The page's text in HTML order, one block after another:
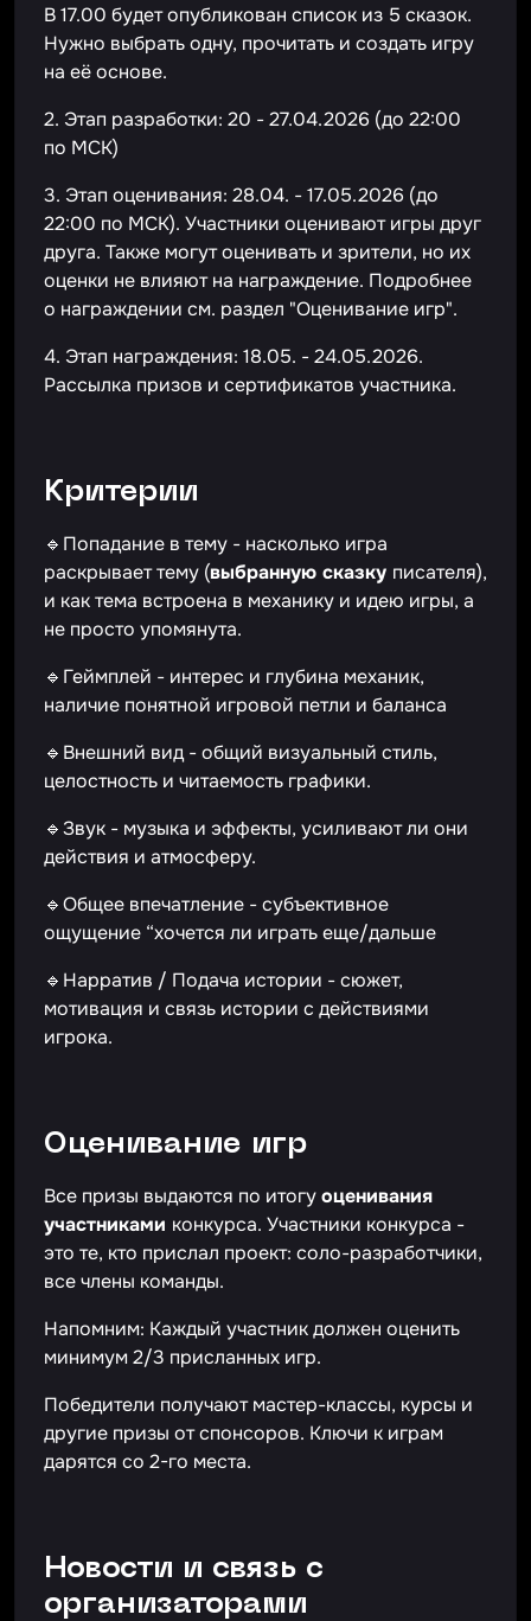
В 17.00 будет опубликован список из 5 сказок.
Нужно выбрать одну, прочитать и создать игру
на её основе.
2. Этап разработки: 20 - 27.04.2026 (до 22:00
по МСК)
3. Этап оценивания: 28.04. - 17.05.2026 (до
22:00 по МСК). Участники оценивают игры друг
друга. Также могут оценивать и зрители, но их
оценки не влияют на награждение. Подробнее
о награждении см. раздел "Оценивание игр".
4. Этап награждения: 18.05. - 24.05.2026.
Рассылка призов и сертификатов участника.
Критерии
🔹Попадание в тему - насколько игра
раскрывает тему (выбранную сказку писателя),
и как тема встроена в механику и идею игры, а
не просто упомянута.
🔹Геймплей - интерес и глубина механик,
наличие понятной игровой петли и баланса
🔹Внешний вид - общий визуальный стиль,
целостность и читаемость графики.
🔹Звук - музыка и эффекты, усиливают ли они
действия и атмосферу.
🔹Общее впечатление - субъективное
ощущение “хочется ли играть еще/дальше
🔹Нарратив / Подача истории - сюжет,
мотивация и связь истории с действиями
игрока.
Оценивание игр
Все призы выдаются по итогуоценивания
участниками конкурса. Участники конкурса -
это те, кто прислал проект: соло-разработчики,
все члены команды.
Напомним: Каждый участник должен оценить
минимум 2/3 присланных игр.
Победители получают мастер-классы, курсы и
другие призы от спонсоров. Ключи к играм
дарятся со 2-го места.
Новости и связь с
организаторами